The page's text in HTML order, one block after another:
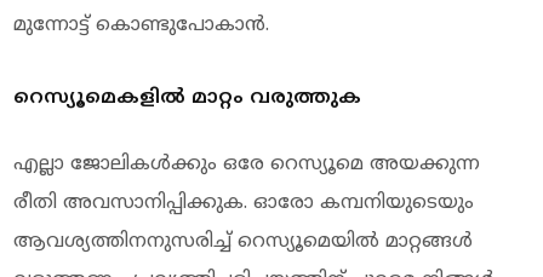
മുന്നോട്ട് കൊണ്ടുപോകാൻ.
റെസ്യൂമെകളിൽ മാറ്റം വരുത്തുക
എല്ലാ ജോലികൾക്കും ഒരേ റെസ്യൂമെ അയക്കുന്ന
രീതി അവസാനിപ്പിക്കുക. ഓരോ കമ്പനിയുടെയും
ആവശ്യത്തിനനുസരിച്ച് റെസ്യൂമെയിൽ മാറ്റങ്ങൾ